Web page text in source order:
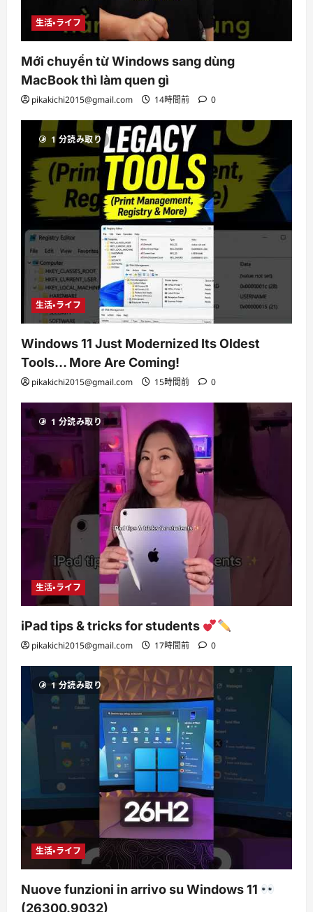
生活・ライフ
Mới chuyển từ Windows sang dùng
MacBook thì làm quen gì
pikakichi2015@gmail.com 14時間前 0
1 分読み取り
生活・ライフ
Windows 11 Just Modernized Its Oldest
Tools… More Are Coming!
pikakichi2015@gmail.com 15時間前 0
1 分読み取り
生活・ライフ
iPad tips & tricks for students
pikakichi2015@gmail.com 17時間前 0
1 分読み取り
生活・ライフ
Nuove funzioni in arrivo su Windows 11
(26300.9032)